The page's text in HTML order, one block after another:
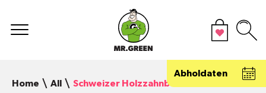
Abholdaten
Home
All Schweizer Holzzahnbürste